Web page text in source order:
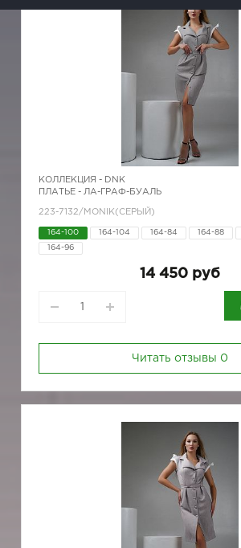
КОЛЛЕКЦИЯ - DNK
ПЛАТЬЕ - ЛА-ГРАФ-БУАЛЬ
223-7132/MONIK(СЕРЫЙ)
164-100 164-104 164-84 164-88
164-96
14 450 руб
Читать отзывы 0